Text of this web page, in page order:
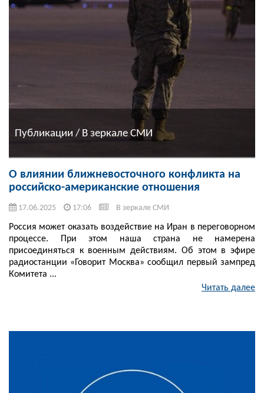
Публикации / В зеркале СМИ
О влиянии ближневосточного конфликта на
российско-американские отношения
17.06.2025 17:06 В зеркале СМИ
Россия может оказать воздействие на Иран в переговорном
процессе. При этом наша страна не намерена
присоединяться к военным действиям. Об этом в эфире
радиостанции «Говорит Москва» сообщил первый зампред
Комитета ...
Читать далее